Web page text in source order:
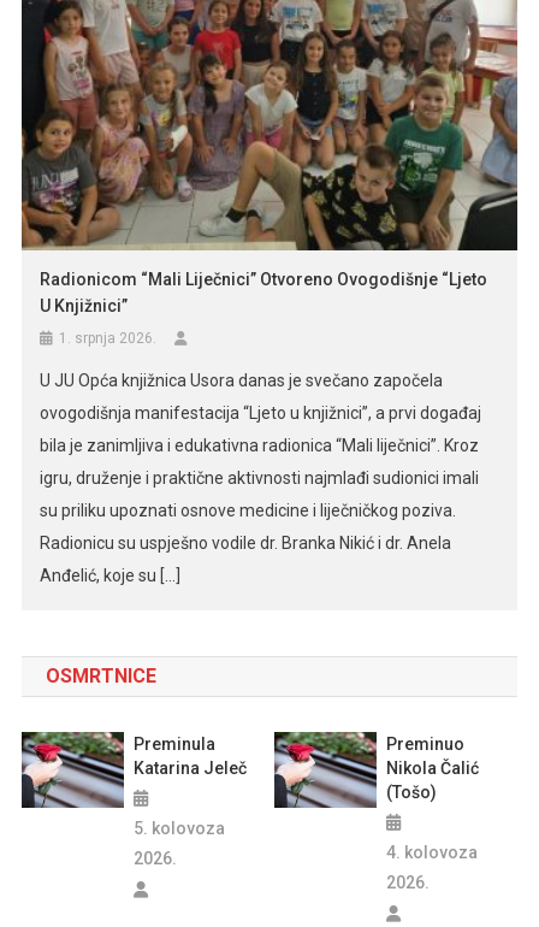
Radionicom “Mali Liječnici” Otvoreno Ovogodišnje “Ljeto
U Knjižnici”
1. srpnja 2026.
U JU Opća knjižnica Usora danas je svečano započela
ovogodišnja manifestacija “Ljeto u knjižnici”, a prvi događaj
bila je zanimljiva i edukativna radionica “Mali liječnici”. Kroz
igru, druženje i praktične aktivnosti najmlađi sudionici imali
su priliku upoznati osnove medicine i liječničkog poziva.
Radionicu su uspješno vodile dr. Branka Nikić i dr. Anela
Anđelić, koje su […]
OSMRTNICE
Preminula
Katarina Jeleč
5. kolovoza
2026.
Preminuo
Nikola Čalić
(Tošo)
4. kolovoza
2026.